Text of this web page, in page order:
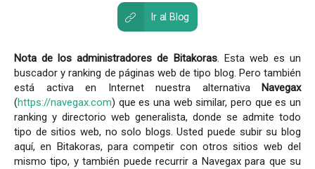
Ir al Blog
Nota de los administradores de Bitakoras. Esta web es un
buscador y ranking de páginas web de tipo blog. Pero también
está activa en Internet nuestra alternativa
Navegax
(https://navegax.com) que es una web similar, pero que es un
ranking y directorio web generalista, donde se admite todo
tipo de sitios web, no solo blogs. Usted puede subir su blog
aquí, en Bitakoras, para competir con otros sitios web del
mismo tipo, y también puede recurrir a Navegax para que su